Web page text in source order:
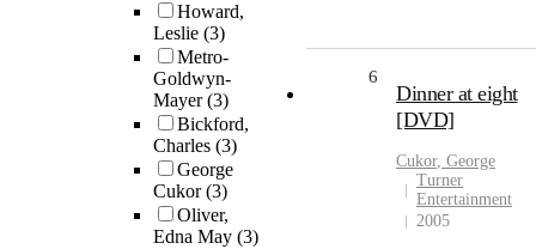
Howard,
Leslie (3)
Metro-
Goldwyn-
Mayer(3)
Bickford,
Charles (3)
George
Cukor(3)
Oliver,
Edna May (3)
6
Dinner at eight
[DVD]
Cukor, George
Turner
Entertainment
2005